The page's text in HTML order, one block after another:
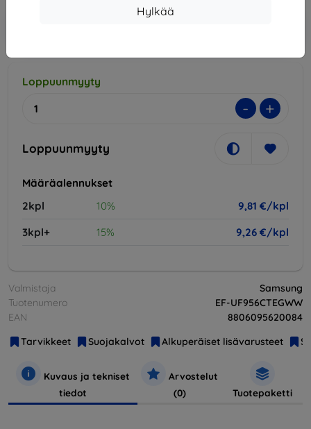
Hylkää
Alennus kupongilla
Loppuunmyyty
- +
Loppuunmyyty
Määräalennukset
2kpl
10%
9,81 €/kpl
3kpl+
15% 9,26 €/kpl
Valmistaja
Samsung
Tuotenumero
EF-UF956CTEGWW
EAN
8806095620084
Tarvikkeet
Suojakalvot Alkuperäiset lisävarusteet
Kuvaus ja tekniset
tiedot
Arvostelut
(0)
Tuotepaketti